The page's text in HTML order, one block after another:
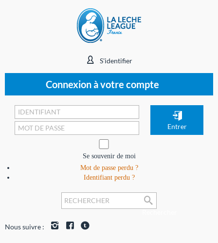
S'identifier
Connexion à votre compte
Se souvenir de moi
Mot de passe perdu ?
Identifiant perdu ?
Nous suivre :